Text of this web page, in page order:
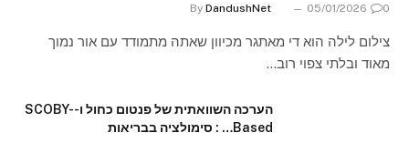
By DandushNet 05/01/2026 0
צילום לילה הוא די מאתגר מכיוון שאתה מתמודד עם אור נמוך
מאוד ובלתי צפוי רוב…
הערכה השוואתית של פנטום כחול ו-SCOBY-
Based… : סימולציה בבריאות